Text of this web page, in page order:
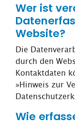
Wer ist
Website?
Die
durch den
Kontaktdaten
»Hinweis zur
Wie